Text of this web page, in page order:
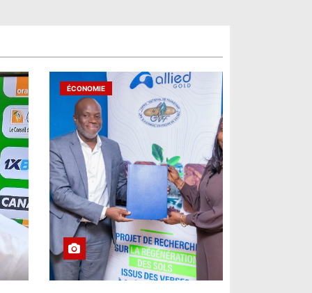
ÉCONOMIE